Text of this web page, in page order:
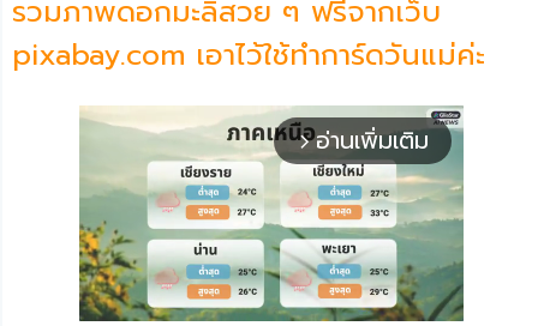
รวมภาพดอกมะลิสวย ๆ ฟรีจากเว็บ
pixabay.com เอาไว้ใช้ทำการ์ดวันแม่ค่ะ
arrow_forward_ios อ่านเพิ่มเติม